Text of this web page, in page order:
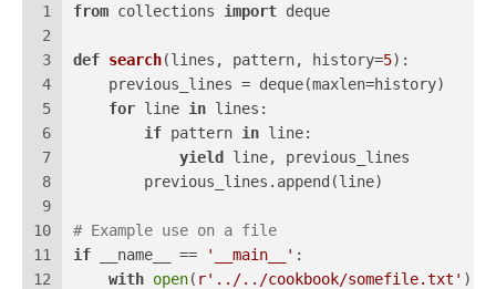
1
2
3
4
5
6
7
8
9
10
11
12
from collections import deque
def search(lines, pattern, history=5):
    previous_lines = deque(maxlen=history)
for line in lines:
if pattern in line:
yield line, previous_lines
        previous_lines.append(line)
# Example use on a file
if __name__ == '__main__' :
with open( r'../../cookbook/somefile.txt' )